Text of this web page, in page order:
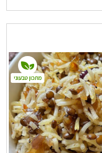
מתכון טבעוני